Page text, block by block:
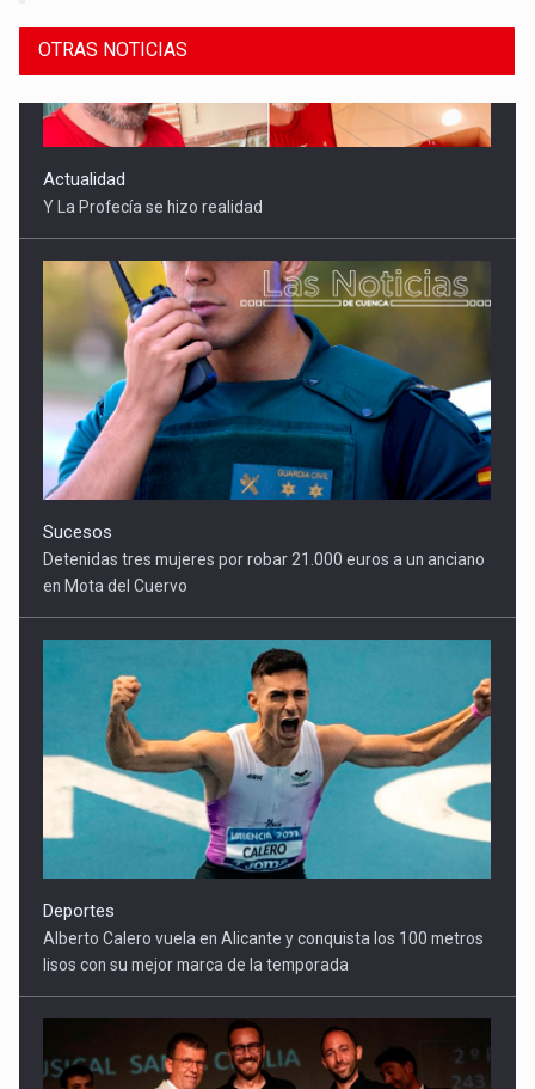
OTRAS NOTICIAS
Sucesos
Detenidas tres mujeres por robar 21.000 euros a un anciano
en Mota del Cuervo
Deportes
Alberto Calero vuela en Alicante y conquista los 100 metros
lisos con su mejor marca de la temporada